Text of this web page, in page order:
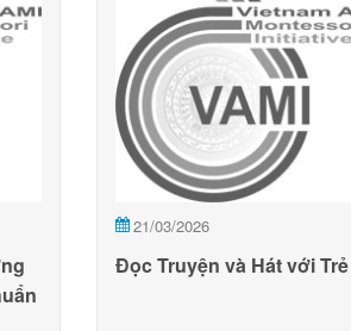
21/03/2026
Đọc Truyện và Hát với Trẻ